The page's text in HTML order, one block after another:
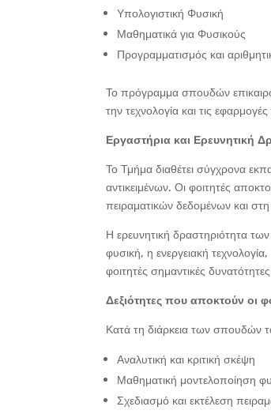
Υπολογιστική Φυσική
Μαθηματικά για Φυσικούς
Προγραμματισμός και
Το πρόγραμμα σπουδών
την τεχνολογία και τις
Εργαστήρια και Ερευνητική
Το Τμήμα διαθέτει σύγχρονα
αντικειμένων. Οι φοιτητές
πειραματικών δεδομένων και
Η ερευνητική δραστηριότητα
φυσική, η ενεργειακή
φοιτητές σημαντικές
Δεξιότητες που αποκτούν οι
Κατά τη διάρκεια των σπουδών
Αναλυτική και κριτική σκέψη
Μαθηματική μοντελοποίηση
Σχεδιασμό και εκτέλεση